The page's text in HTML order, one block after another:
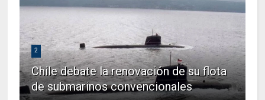
2
Chile debate la renovación de su flota
de submarinos convencionales